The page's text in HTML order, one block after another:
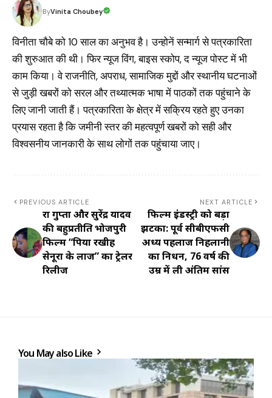
ByVinita Choubey
विनीता चौबे को 10 साल का अनुभव है। उन्होनें सन्मार्ग से पत्रकारिता
की शुरुआत की थी। फिर न्यूज विंग, बाइस स्कोप, द न्यूज पोस्ट में भी
काम किया। वे राजनीति, अपराध, सामाजिक मुद्दों और स्थानीय घटनाओं
से जुड़ी खबरों को सरल और तथ्यात्मक भाषा में पाठकों तक पहुंचाने के
लिए जानी जाती हैं। पत्रकारिता के क्षेत्र में सक्रिय रहते हुए उनका
प्रयास रहता है कि जमीनी स्तर की महत्वपूर्ण खबरों को सही और
विश्वसनीय जानकारी के साथ लोगों तक पहुंचाया जाए।
PREVIOUS ARTICLE
रक्षा गुप्ता और सुरेंद्र यादव
की बहुप्रतीक्षित भोजपुरी
फिल्म “पिया रखीह
सेनूरा के लाज” का ट्रेलर
रिलीज
NEXT ARTICLE
फिल्म इंडस्ट्री को बड़ा
झटका: पूर्व सीबीएफसी
अध्यक्ष पहलाज निहलानी
का निधन, 76 वर्ष की
उम्र में ली अंतिम सांस
You May also Like